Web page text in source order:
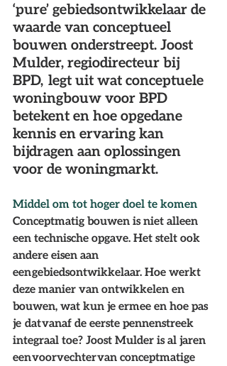
‘pure’ gebiedsontwikkelaar de
waarde van conceptueel
bouwen onderstreept. Joost
Mulder, regiodirecteur bij
BPD,  legt uit wat conceptuele
woningbouw voor BPD
betekent en hoe opgedane
kennis en ervaring kan
bijdragen aan oplossingen
voor de woningmarkt.
Middel om tot hoger doel te komen
Conceptmatig bouwen is niet alleen
een technische opgave. Het stelt ook
andere eisen aan
een gebiedsontwikkelaar. Hoe werkt
deze manier van ontwikkelen en
bouwen, wat kun je ermee en hoe pas
je  dat vanaf de eerste pennenstreek
integraal toe? Joost Mulder is al jaren
een voorvechter van conceptmatige